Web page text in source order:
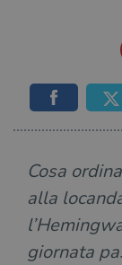
Cosa
alla
giornata